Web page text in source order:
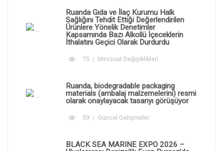
Ruanda Gıda ve İlaç Kurumu Halk
Sağlığını Tehdit Ettiği Değerlendirilen
Ürünlere Yönelik Denetimler
Kapsamında Bazı Alkollü İçeceklerin
İthalatını Geçici Olarak Durdurdu
75 Mevzuat Değişiklikleri
Ruanda, biodegradable packaging
materials (ambalaj malzemelerini) resmi
olarak onaylayacak tasarıyı görüşüyor
59 Güncel Gelişmeler
BLACK SEA MARINE EXPO 2026 –